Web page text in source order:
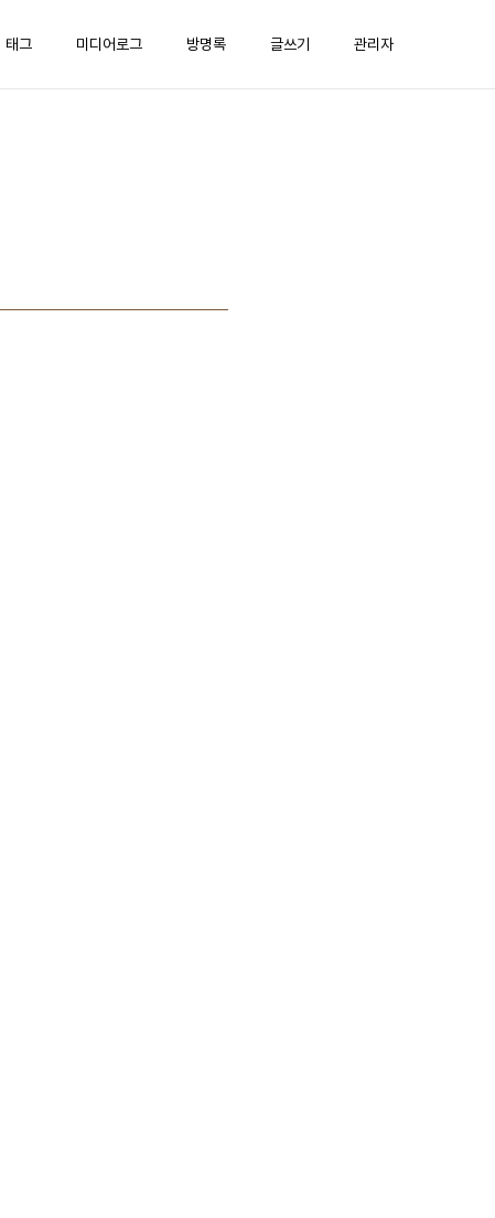
태그 미디어로그 방명록 글쓰기 관리자